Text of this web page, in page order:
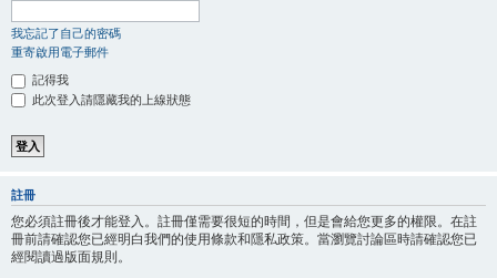
我忘記了自己的密碼
重寄啟用電子郵件
記得我
此次登入請隱藏我的上線狀態
註冊
您必須註冊後才能登入。註冊僅需要很短的時間，但是會給您更多的權限。在註
冊前請確認您已經明白我們的使用條款和隱私政策。當瀏覽討論區時請確認您已
經閱讀過版面規則。